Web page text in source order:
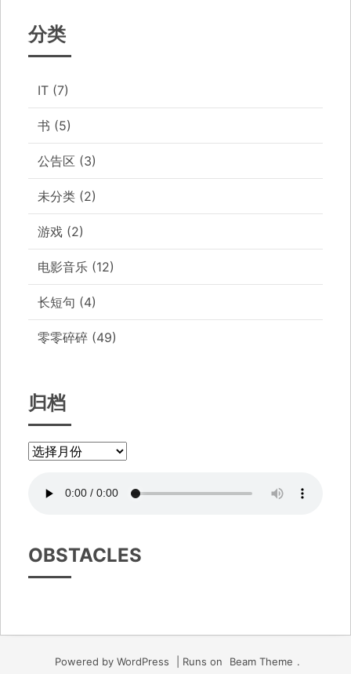
分类
IT (7)
书 (5)
公告区 (3)
未分类 (2)
游戏 (2)
电影音乐 (12)
长短句 (4)
零零碎碎 (49)
归档
OBSTACLES
Powered by WordPress Runs on Beam Theme .